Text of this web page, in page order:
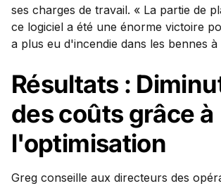
ses charges de travail. « La partie de
ce logiciel a été une énorme victoire
a plus eu d'incendie dans les bennes
Résultats :
des coûts grâce à
l'optimisation
Greg conseille aux directeurs des